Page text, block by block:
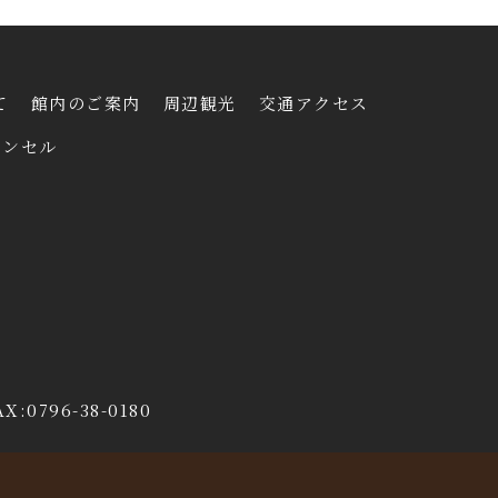
館内のご案内 周辺観光
交通アクセス
セル
38-0180